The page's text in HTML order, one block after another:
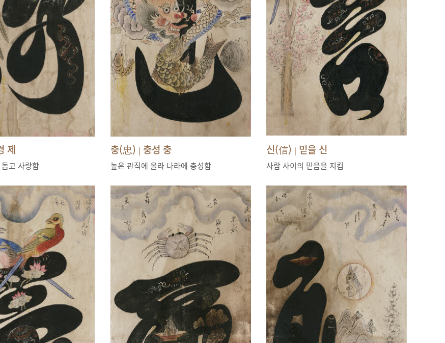
제
고 사랑함
충(忠) | 충성 충
높은 관직에 올라 나라에 충성함
신(信) | 믿을 신
사람 사이의 믿음을 지킴